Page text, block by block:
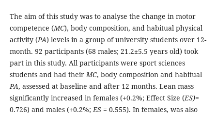
The aim of this study was to analyse the change in motor
competence (MC), body composition, and habitual physical
activity (PA) levels in a group of university students over 12-
month. 92 participants (68 males; 21.2±5.5 years old) took
part in this study. All participants were sport sciences
students and had theirMC, body composition and habitual
PA, assessed at baseline and after 12 months. Lean mass
significantly increased in females (+0.2%; Effect Size (ES)=
0.726) and males (+0.2%;ES = 0.555). In females, was also